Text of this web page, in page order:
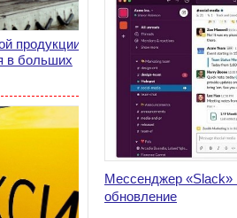
продукции
в больших
Мессенджер «Slack»
обновление